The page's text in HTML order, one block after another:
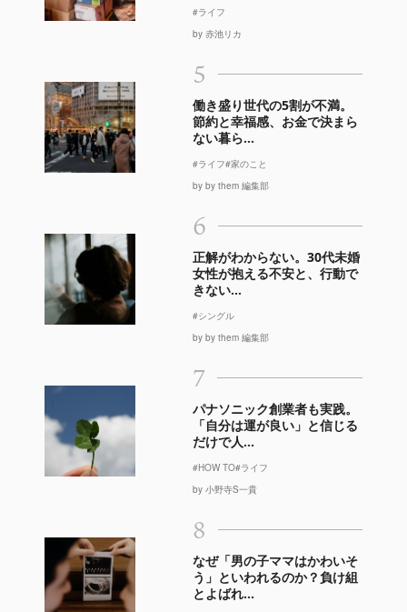
#ライフ
by 赤池リカ
5
働き盛り世代の5割が不満。
節約と幸福感、お金で決まら
ない暮ら...
#ライフ#家のこと
by by them 編集部
6
正解がわからない。30代未婚
女性が抱える不安と、行動で
きない...
#シングル
by by them 編集部
7
パナソニック創業者も実践。
「自分は運が良い」と信じる
だけで人...
#HOW TO#ライフ
by 小野寺S一貴
8
なぜ「男の子ママはかわいそ
う」といわれるのか？負け組
とよばれ...